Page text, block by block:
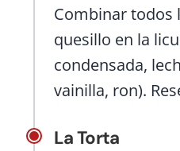
Combinar todos
quesillo en la
condensada,
vainilla, ron).
La Torta